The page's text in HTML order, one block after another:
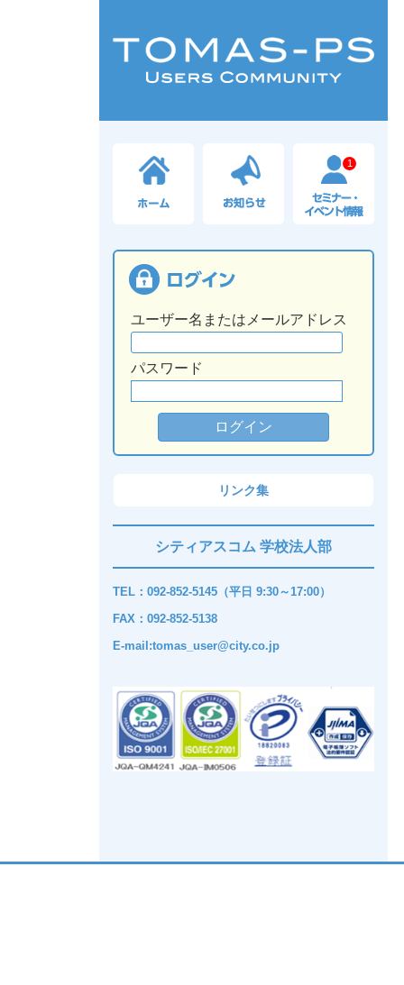
1
ユーザー名またはメールアドレス
パスワード
リンク集
シティアスコム 学校法人部
TEL：092-852-5145（平日 9:30～17:00）
FAX：092-852-5138
E-mail:tomas_user@city.co.jp